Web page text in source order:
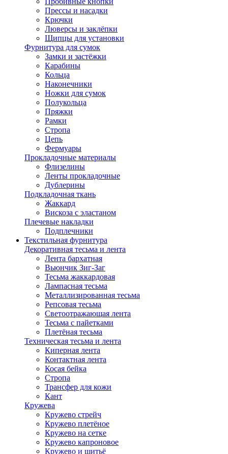
Прессы и насадки
Крючки
Люверсы и заклёпки
Щипцы для установки
Фурнитура для сумок
Замки и застёжки
Карабины
Кольца
Наконечники
Ножки для сумок
Полукольца
Пряжки
Рамки
Стропа
Цепь
Фермуары
Прокладочные материалы
Флизелины
Ленты прокладочные
Дублерины
Подкладочная ткань
Жаккард
Вискоза с эластаном
Плечевые накладки
Подплечники
Текстильная фурнитура
Декоративная тесьма и лента
Лента бархатная
Вьюнчик Зиг-Заг
Тесьма жаккардовая
Лампасная тесьма
Металлизированная тесьма
Репсовая тесьма
Светоотражающая лента
Тесьма с пайетками
Плетёная тесьма
Техническая тесьма и лента
Киперная лента
Контактная лента
Косая бейка
Стропа
Трансфер для кожи
Кант
Кружева
Кружево стрейч
Кружево плетёное
Кружево на сетке
Кружево капроновое
Кружево и шитьё